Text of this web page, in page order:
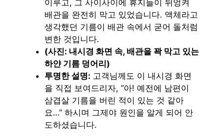
이루고, 그 사이사이에 휴지들이 뒤엉켜
배관을 완전히 막고 있었습니다. 액체라고
생각했던 기름이 배관 속에서 굳어 돌처럼
변한 것입니다.
(사진: 내시경 화면 속, 배관을 꽉 막고 있는
하얀 기름 덩어리)
투명한 설명: 고객님께도 이 내시경 화면
을 직접 보여드리자, “아! 예전에 남편이
삼겹살 기름을 버린 적이 있는 것 같아
요…” 하시며 그제야 원인을 알게 되어 안
도하셨습니다.